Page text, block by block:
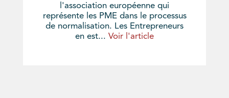
l'association européenne qui
représente les PME dans le processus
de normalisation. Les Entrepreneurs
en est... Voir l'article